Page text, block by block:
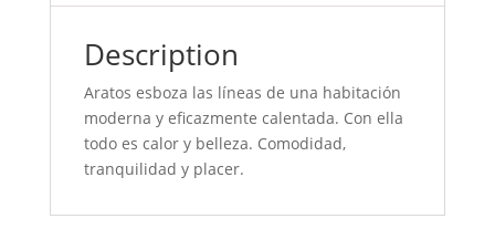
Description
Aratos esboza las líneas de una habitación
moderna y eficazmente calentada. Con ella
todo es calor y belleza. Comodidad,
tranquilidad y placer.